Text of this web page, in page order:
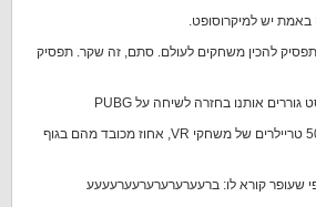
אל תפסיק להכין משחקים לעולם. סתם, זה שקר. תפסיק
21:40 – לסוני היו בערך 5000 טריילרים של משחקי VR, אחוז מכובד מהם בגוף